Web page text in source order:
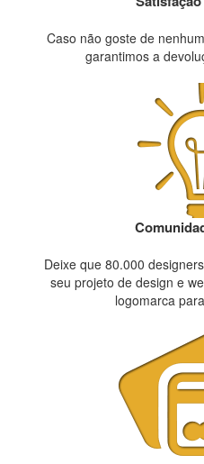
Caso não goste de
garantimos a
Deixe que 80.000
seu projeto de design e
logomarca